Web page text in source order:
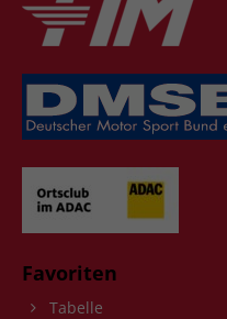
Favoriten
Tabelle